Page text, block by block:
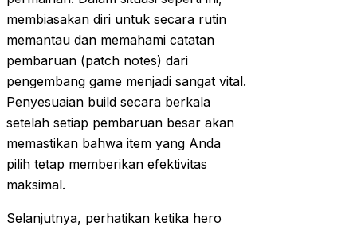
membiasakan diri untuk secara rutin
memantau dan memahami catatan
pembaruan (patch notes) dari
pengembang game menjadi sangat vital.
Penyesuaian build secara berkala
setelah setiap pembaruan besar akan
memastikan bahwa item yang Anda
pilih tetap memberikan efektivitas
maksimal.
Selanjutnya, perhatikan ketika hero